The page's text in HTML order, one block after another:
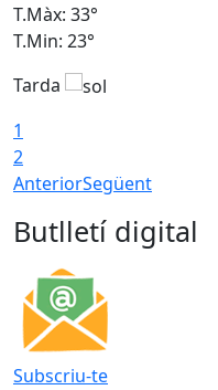
T.Màx: 33°
T.Min: 23°
Tarda
1
2
AnteriorSegüent
Butlletí digital
Subscriu-te